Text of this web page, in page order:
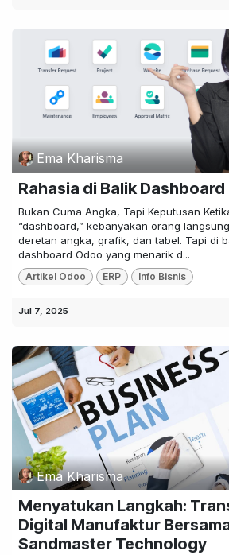
Ema Kharisma
Rahasia di Balik
Bukan Cuma Angka, Tapi Keputusan
“dashboard,” kebanyakan orang
deretan angka, grafik, dan tabel. Tapi di
dashboard Odoo yang menarik d...
Artikel Odoo ERP Info Bisnis
Jul 7, 2025
Ema Kharisma
Menyatukan Langkah:
Digital Manufaktur
Sandmaster Technology